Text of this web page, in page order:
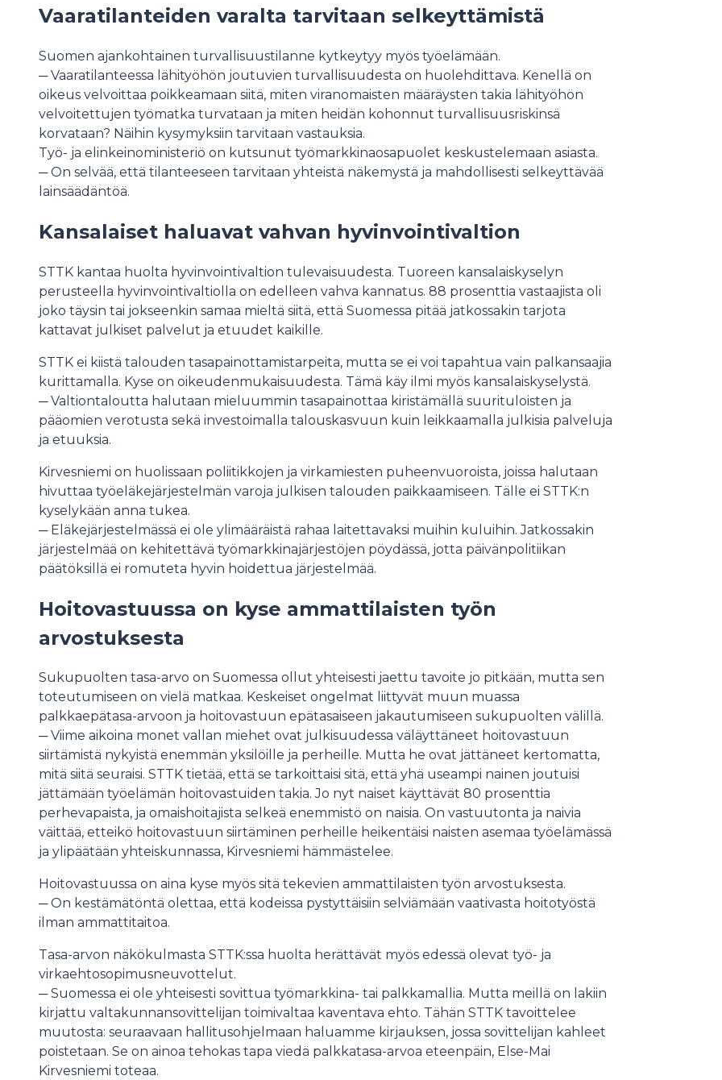
Vaaratilanteiden varalta tarvitaan selkeyttämistä
Suomen ajankohtainen turvallisuustilanne kytkeytyy myös työelämään.
─ Vaaratilanteessa lähityöhön joutuvien turvallisuudesta on huolehdittava. Kenellä on
oikeus velvoittaa poikkeamaan siitä, miten viranomaisten määräysten takia lähityöhön
velvoitettujen työmatka turvataan ja miten heidän kohonnut turvallisuusriskinsä
korvataan? Näihin kysymyksiin tarvitaan vastauksia.
Työ- ja elinkeinoministeriö on kutsunut työmarkkinaosapuolet keskustelemaan asiasta.
─ On selvää, että tilanteeseen tarvitaan yhteistä näkemystä ja mahdollisesti selkeyttävää
lainsäädäntöä.
Kansalaiset haluavat vahvan hyvinvointivaltion
STTK kantaa huolta hyvinvointivaltion tulevaisuudesta. Tuoreen kansalaiskyselyn
perusteella hyvinvointivaltiolla on edelleen vahva kannatus. 88 prosenttia vastaajista oli
joko täysin tai jokseenkin samaa mieltä siitä, että Suomessa pitää jatkossakin tarjota
kattavat julkiset palvelut ja etuudet kaikille.
STTK ei kiistä talouden tasapainottamistarpeita, mutta se ei voi tapahtua vain palkansaajia
kurittamalla. Kyse on oikeudenmukaisuudesta. Tämä käy ilmi myös kansalaiskyselystä.
─ Valtiontaloutta halutaan mieluummin tasapainottaa kiristämällä suurituloisten ja
pääomien verotusta sekä investoimalla talouskasvuun kuin leikkaamalla julkisia palveluja
ja etuuksia.
Kirvesniemi on huolissaan poliitikkojen ja virkamiesten puheenvuoroista, joissa halutaan
hivuttaa työeläkejärjestelmän varoja julkisen talouden paikkaamiseen. Tälle ei STTK:n
kyselykään anna tukea.
─ Eläkejärjestelmässä ei ole ylimääräistä rahaa laitettavaksi muihin kuluihin. Jatkossakin
järjestelmää on kehitettävä työmarkkinajärjestöjen pöydässä, jotta päivänpolitiikan
päätöksillä ei romuteta hyvin hoidettua järjestelmää.
Hoitovastuussa on kyse ammattilaisten työn
arvostuksesta
Sukupuolten tasa-arvo on Suomessa ollut yhteisesti jaettu tavoite jo pitkään, mutta sen
toteutumiseen on vielä matkaa. Keskeiset ongelmat liittyvät muun muassa
palkkaepätasa-arvoon ja hoitovastuun epätasaiseen jakautumiseen sukupuolten välillä.
─ Viime aikoina monet vallan miehet ovat julkisuudessa väläyttäneet hoitovastuun
siirtämistä nykyistä enemmän yksilöille ja perheille. Mutta he ovat jättäneet kertomatta,
mitä siitä seuraisi. STTK tietää, että se tarkoittaisi sitä, että yhä useampi nainen joutuisi
jättämään työelämän hoitovastuiden takia. Jo nyt naiset käyttävät 80 prosenttia
perhevapaista, ja omaishoitajista selkeä enemmistö on naisia. On vastuutonta ja naivia
väittää, etteikö hoitovastuun siirtäminen perheille heikentäisi naisten asemaa työelämässä
ja ylipäätään yhteiskunnassa, Kirvesniemi hämmästelee.
Hoitovastuussa on aina kyse myös sitä tekevien ammattilaisten työn arvostuksesta.
─ On kestämätöntä olettaa, että kodeissa pystyttäisiin selviämään vaativasta hoitotyöstä
ilman ammattitaitoa.
Tasa-arvon näkökulmasta STTK:ssa huolta herättävät myös edessä olevat työ- ja
virkaehtosopimusneuvottelut.
─ Suomessa ei ole yhteisesti sovittua työmarkkina- tai palkkamallia. Mutta meillä on lakiin
kirjattu valtakunnansovittelijan toimivaltaa kaventava ehto. Tähän STTK tavoittelee
muutosta: seuraavaan hallitusohjelmaan haluamme kirjauksen, jossa sovittelijan kahleet
poistetaan. Se on ainoa tehokas tapa viedä palkkatasa-arvoa eteenpäin, Else-Mai
Kirvesniemi toteaa.